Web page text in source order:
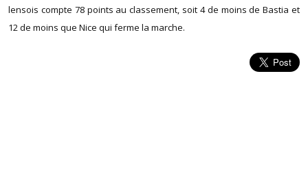
lensois compte 78 points au classement, soit 4 de moins de Bastia et
12 de moins que Nice qui ferme la marche.